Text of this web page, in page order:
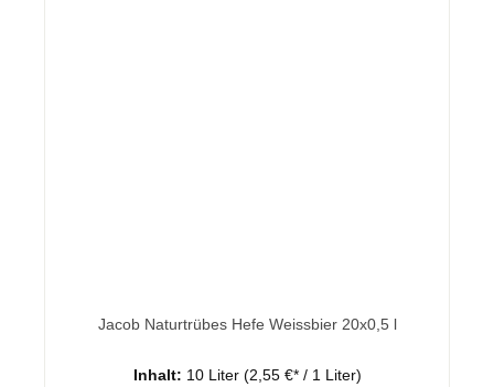
Jacob Naturtrübes Hefe Weissbier 20x0,5 l
Inhalt: 10 Liter (2,55 €* / 1 Liter)